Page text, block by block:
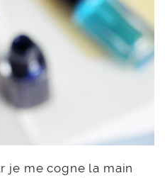
je me cogne la main